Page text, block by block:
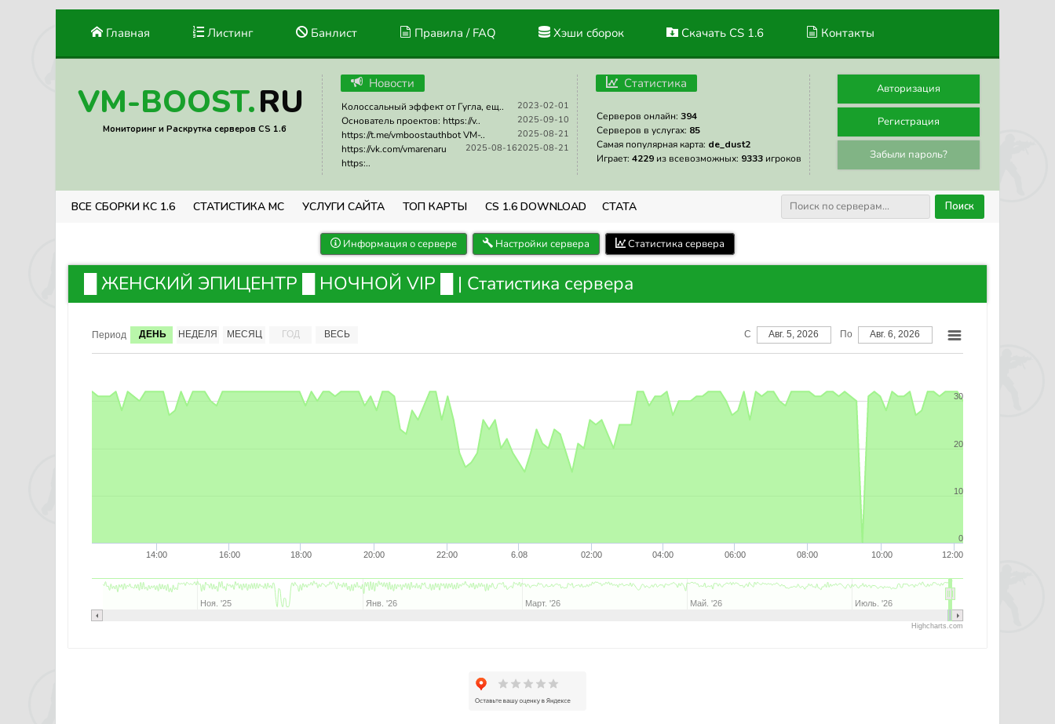
Главная Листинг Банлист Правила / FAQ Хэши сборок Скачать CS 1.6 Контакты
VM-BOOST.RU
Мониторинг и Раскрутка серверов CS 1.6
Новости
2023-02-01
Колоссальный эффект от Гугла, ещ..
2025-09-10
Основатель проектов: https://v..
2025-08-21
https://t.me/vmboostauthbot VM-..
2025-08-21
2025-08-16
https://vk.com/vmarenaru
https:..
Статистика
Серверов онлайн: 394
Серверов в услугах: 85
Самая популярная карта: de_dust2
Играет: 4229 из всевозможных: 9333 игроков
Авторизация
Регистрация
Забыли пароль?
ВСЕ СБОРКИ КС 1.6 СТАТИСТИКА МС УСЛУГИ САЙТА ТОП КАРТЫ CS 1.6 DOWNLOAD СТАТА Поиск
Информация о сервере Настройки сервера Статистика сервера
█ ЖЕНСКИЙ ЭПИЦЕНТР █ НОЧНОЙ VIP █ | Статистика сервера
Период ДЕНЬ НЕДЕЛЯ МЕСЯЦ ГОД ВЕСЬ С Авг. 5, 2026 По Авг. 6, 2026
14:00 16:00 18:00 20:00 22:00 6.08 02:00 04:00 06:00 08:00 10:00 12:00
Ноя. '25 Янв. '26 Март. '26 Май. '26 Июль. '26
0
10
20
30
Highcharts.com